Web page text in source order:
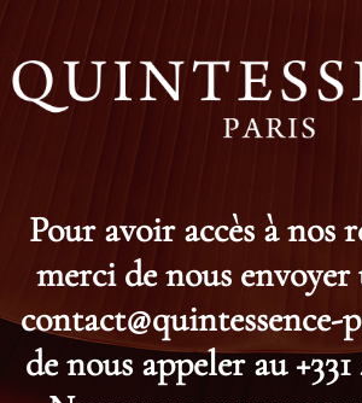
Pour avoir accès à nos
merci de nous
contact@quintessence-
de nous appeler au +331